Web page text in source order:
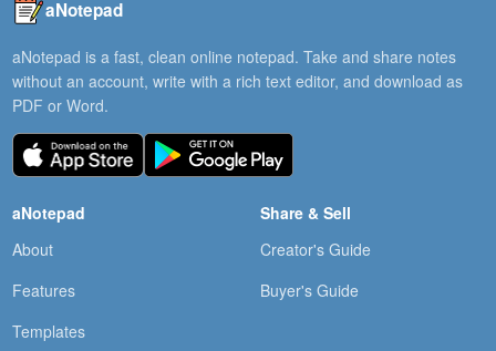
aNotepad
aNotepad is a fast, clean online notepad. Take and share notes
without an account, write with a rich text editor, and download as
PDF or Word.
aNotepad
About
Features
Templates
Share & Sell
Creator's Guide
Buyer's Guide